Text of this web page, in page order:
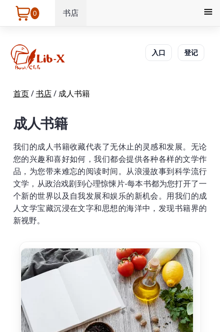
0 书店
入口 登记
首页/书店/ 成人书籍
成人书籍
我们的成人书籍收藏代表了无休止的灵感和发展。无论
您的兴趣和喜好如何，我们都会提供各种各样的文学作
品，为您带来难忘的阅读时间。从浪漫故事到科学流行
文学，从政治戏剧到心理惊悚片-每本书都为您打开了一
个新的世界以及自我发展和娱乐的新机会。用我们的成
人文学宝藏沉浸在文字和思想的海洋中，发现书籍界的
新视野。